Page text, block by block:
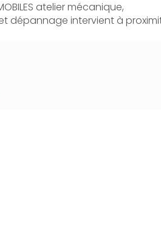
atelier mécanique,
dépannage intervient à